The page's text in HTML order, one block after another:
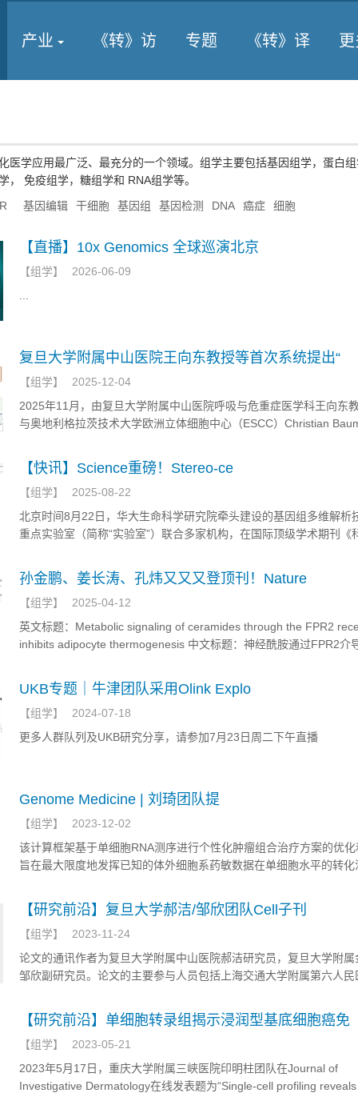
产业 《转》访 专题 《转》译
医学应用最广泛、最充分的一个领域。组学主要包括基因组学，蛋白
， 免疫组学，糖组学和 RNA组学等。
基因编辑 干细胞 基因组 基因检测 DNA 癌症 细胞
【直播】10x Genomics 全球巡演北京
【组学】
2026-06-09
复旦大学附属中山医院王向东教授等首次系统提出“
【组学】
2025-12-04
2025年11月，由复旦大学附属中山医院呼吸与危重症医学科王向东
与奥地利格拉茨技术大学欧洲立体细胞中心（ESCC）Christian
【快讯】Science重磅！Stereo-ce
【组学】
2025-08-22
北京时间8月22日，华大生命科学研究院牵头建设的基因组多维解析
重点实验室（简称“实验室”）联合多家机构，在国际顶级学术期刊《
孙金鹏、姜长涛、孔炜又又又登顶刊！Nature
【组学】
2025-04-12
英文标题：Metabolic signaling of ceramides through the FPR2
inhibits adipocyte thermogenesis 中文标题：神经酰胺通过FPR2介
UKB专题｜牛津团队采用Olink Explo
【组学】
2024-07-18
更多人群队列及UKB研究分享，请参加7月23日周二下午直播
Genome Medicine | 刘琦团队提
【组学】
2023-12-02
该计算框架基于单细胞RNA测序进行个性化肿瘤组合治疗方案的优化
旨在最大限度地发挥已知的体外细胞系药敏数据在单细胞水平的转化
小分子组合。
【研究前沿】复旦大学郝洁/邹欣团队Cell子刊
【组学】
2023-11-24
论文的通讯作者为复旦大学附属中山医院郝洁研究员，复旦大学附属
邹欣副研究员。论文的主要参与人员包括上海交通大学附属第六人民
【研究前沿】单细胞转录组揭示浸润型基底细胞癌免
【组学】
2023-05-21
2023年5月17日，重庆大学附属三峡医院印明柱团队在Journal of
Investigative Dermatology在线发表题为“Single-cell profiling reveals